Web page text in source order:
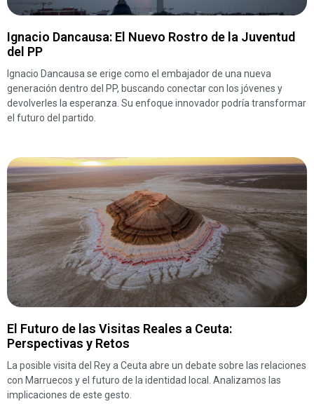
Ignacio Dancausa: El Nuevo Rostro de la Juventud
del PP
Ignacio Dancausa se erige como el embajador de una nueva
generación dentro del PP, buscando conectar con los jóvenes y
devolverles la esperanza. Su enfoque innovador podría transformar
el futuro del partido.
El Futuro de las Visitas Reales a Ceuta:
Perspectivas y Retos
La posible visita del Rey a Ceuta abre un debate sobre las relaciones
con Marruecos y el futuro de la identidad local. Analizamos las
implicaciones de este gesto.